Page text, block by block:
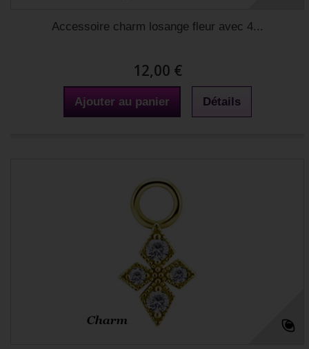
Accessoire charm losange fleur avec 4...
12,00 €
Ajouter au panier Détails